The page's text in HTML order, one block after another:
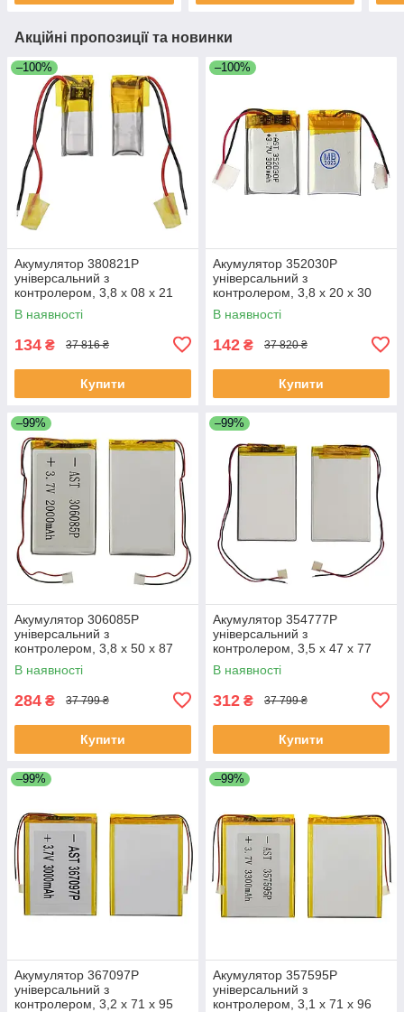
Акційні пропозиції та новинки
–100%
Акумулятор 380821P
універсальний з
контролером, 3,8 х 08 х 21
мм (35 mAh)/ для TWS
навушників, bluetooth
В наявності
134 ₴ 37 816 ₴
Купити
–100%
Акумулятор 352030P
універсальний з
контролером, 3,8 х 20 х 30
мм (250 mAh)/ для TWS
навушників, bluetooth
В наявності
142 ₴ 37 820 ₴
Купити
–99%
Акумулятор 306085P
універсальний з
контролером, 3,8 х 50 х 87
мм (1100 mAh)/ для
смартфона, планшета
В наявності
284 ₴ 37 799 ₴
Купити
–99%
Акумулятор 354777P
універсальний з
контролером, 3,5 х 47 х 77
мм (1350 mAh)/ для
смартфона, планшета
В наявності
312 ₴ 37 799 ₴
Купити
–99%
Акумулятор 367097P
універсальний з
контролером, 3,2 х 71 х 95
–99%
Акумулятор 357595P
універсальний з
контролером, 3,1 х 71 х 96